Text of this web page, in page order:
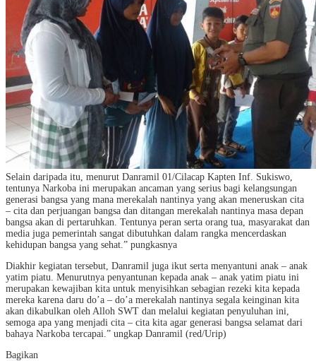
Selain daripada itu, menurut Danramil 01/Cilacap Kapten Inf. Sukiswo,
tentunya Narkoba ini merupakan ancaman yang serius bagi kelangsungan
generasi bangsa yang mana merekalah nantinya yang akan meneruskan cita
– cita dan perjuangan bangsa dan ditangan merekalah nantinya masa depan
bangsa akan di pertaruhkan. Tentunya peran serta orang tua, masyarakat dan
media juga pemerintah sangat dibutuhkan dalam rangka mencerdaskan
kehidupan bangsa yang sehat.” pungkasnya
Diakhir kegiatan tersebut, Danramil juga ikut serta menyantuni anak – anak
yatim piatu. Menurutnya penyantunan kepada anak – anak yatim piatu ini
merupakan kewajiban kita untuk menyisihkan sebagian rezeki kita kepada
mereka karena daru do’a – do’a merekalah nantinya segala keinginan kita
akan dikabulkan oleh Alloh SWT dan melalui kegiatan penyuluhan ini,
semoga apa yang menjadi cita – cita kita agar generasi bangsa selamat dari
bahaya Narkoba tercapai.” ungkap Danramil (red/Urip)
Bagikan